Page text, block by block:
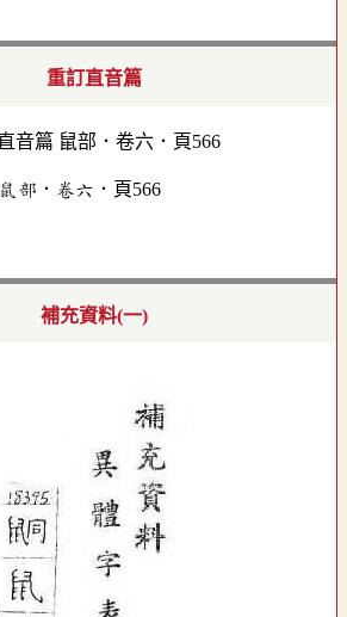
重訂直音篇
鼠部．卷六．頁566
補充資料(一)